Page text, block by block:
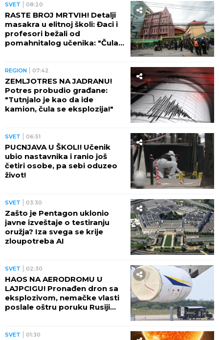
SVET 08:20
RASTE BROJ MRTVIH! Detalji
masakra u elitnoj školi: Đaci i
profesori bežali od
pomahnitalog učenika: "Čula
REGION 07:42
ZEMLJOTRES NA JADRANU!
Potres probudio građane:
"Tutnjalo je kao da ide
kamion, čula se eksplozija!"
SVET 06:51
PUCNJAVA U ŠKOLI! Učenik
ubio nastavnika i ranio još
četiri osobe, pa sebi oduzeo
život!
SVET 03:30
Zašto je Pentagon uklonio
javne izveštaje o testiranju
oružja? Iza svega se krije
zloupotreba AI
SVET 02:30
HAOS NA AERODROMU U
LAJPCIGU! Pronađen dron sa
eksplozivom, nemačke vlasti
poslale oštru poruku Rusiji
SVET 01:30